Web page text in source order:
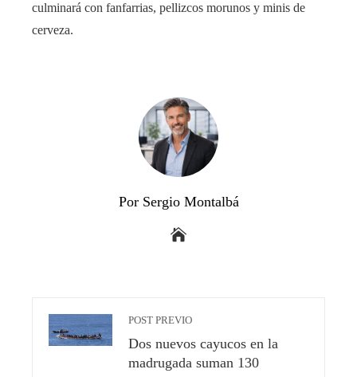
culminará con fanfarrias, pellizcos morunos y minis de
cerveza.
Por Sergio Montalbá
POST PREVIO
Dos nuevos cayucos en la
madrugada suman 130